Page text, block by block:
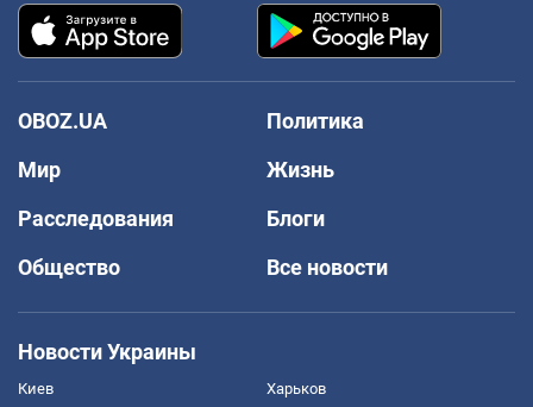
OBOZ.UA
Политика
Мир
Жизнь
Расследования
Блоги
Общество
Все новости
Новости Украины
Киев Харьков